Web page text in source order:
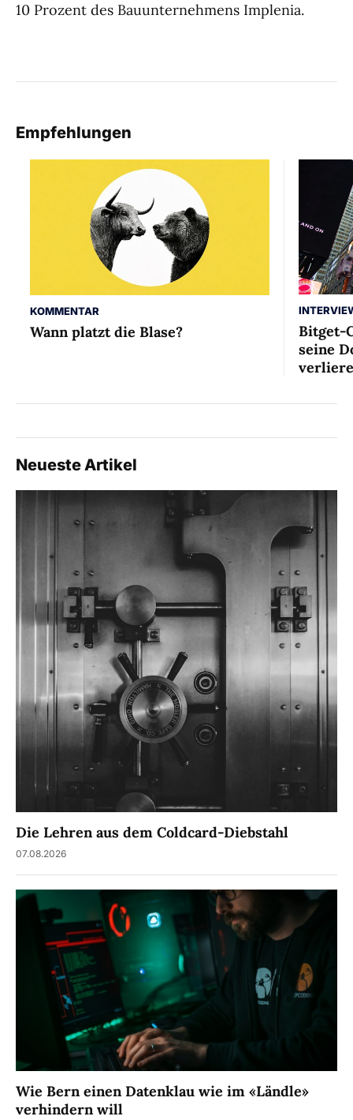
10 Prozent des Bauunternehmens Implenia.
Empfehlungen
KOMMENTAR
Wann platzt die Blase?
Bitget-
seine
Neueste Artikel
Die Lehren aus dem Coldcard-Diebstahl
07.08.2026
Wie Bern einen Datenklau wie im «Ländle»
verhindern will